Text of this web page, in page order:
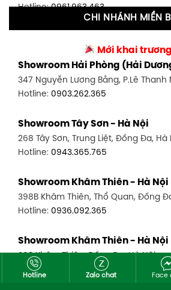
0986.71.8448
Showroom Thuận An - Bình
66 đường DT743, An Phú, Thuận An,
Showroom Biên Hòa - Đồng Nai
452 Nguyễn Ái Quốc, Tân Tiến, TP.
Hotline:0961.963.463
27-29 Nguyễn Sỹ Sách, Hưng Bình,
Hotline:0943.960.966
Showroom Buôn Ma Thuột
Hotline:0934.02.18.18
CHI NHÁNH MIỀN
Mới khai trương
Showroom Hải Phòng (Hải
347 Nguyễn Lương Bằng, P.Lê Thanh
Hotline: 0903.262.365
Showroom Tây Sơn - Hà Nội
268 Tây Sơn, Trung Liệt, Đống Đa, Hà
Hotline: 0943.365.765
Showroom Khâm Thiên - Hà Nội
398B Khâm Thiên, Thổ Quan, Đống
Hotline: 0936.092.365
Showroom Khâm Thiên - Hà Nội
302 Khâm Thiên, Đống Đa, Hà Nội
Hotline:
0943.980.890
Copyright © 2026 - Nội thất
Hotline Zalo chat Face